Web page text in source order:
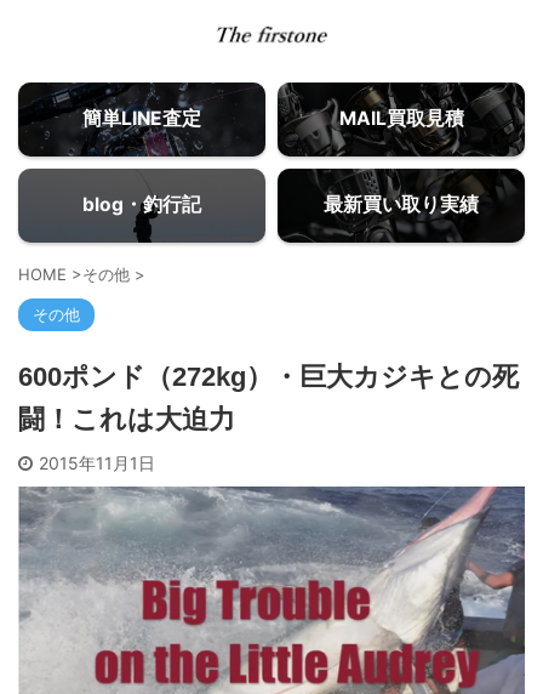
簡単LINE査定 MAIL買取見積
blog・釣行記 最新買い取り実績
HOME >その他 >
その他
600ポンド（272kg）・巨大カジキとの死
闘！これは大迫力
2015年11月1日